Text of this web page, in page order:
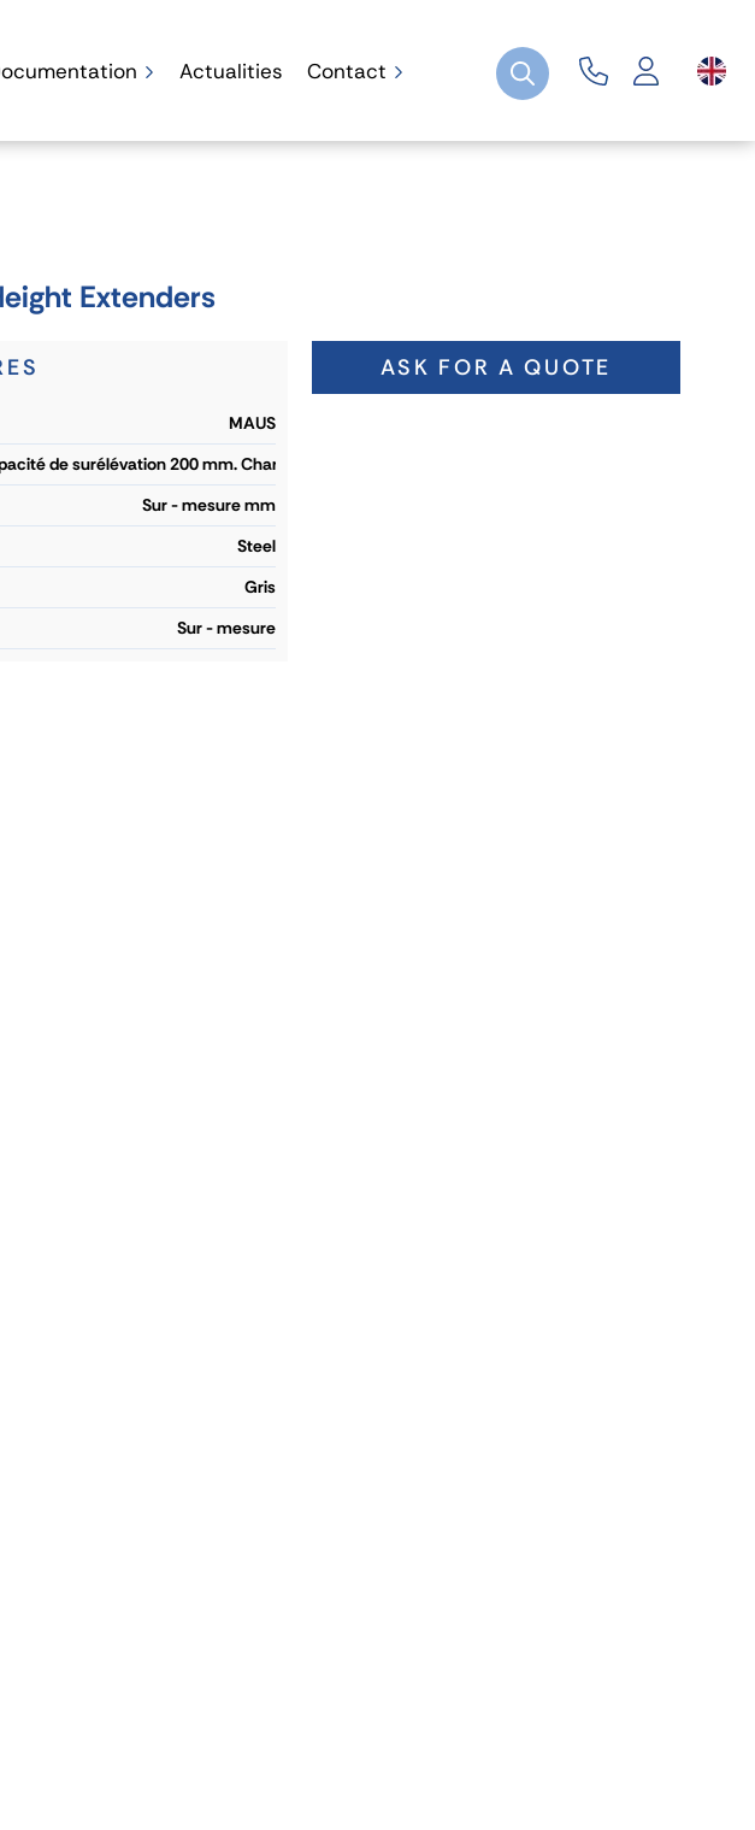
Actualities Contact
Extenders
MAUS
de surélévation 200 mm. Charge Max 15T/paire
Sur - mesure mm
Steel
Gris
Sur - mesure
ASK FOR A QUOTE